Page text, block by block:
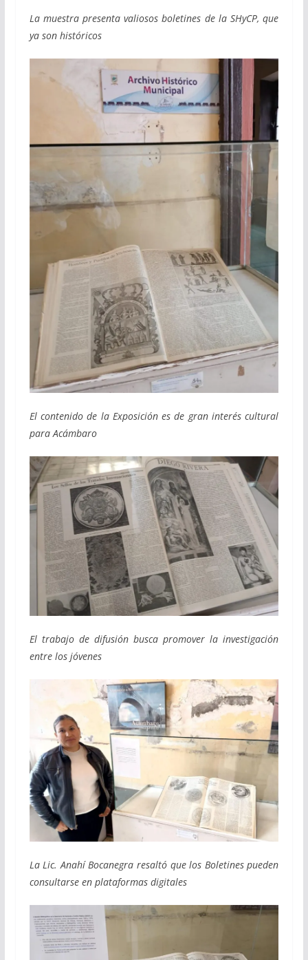
La muestra presenta valiosos boletines de la SHyCP, que
ya son históricos
El contenido de la Exposición es de gran interés cultural
para Acámbaro
El trabajo de difusión busca promover la investigación
entre los jóvenes
La Lic. Anahí Bocanegra resaltó que los Boletines pueden
consultarse en plataformas digitales